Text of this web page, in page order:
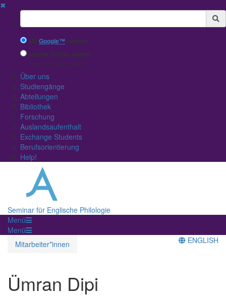
✖
Suchbegriff
MitGoogle™ suchen
Interne Suche nutzen
(eingeschränkte Ergebnisqualität)
Über uns
Studiengänge
Abteilungen
Bibliothek
Forschung
Auslandsaufenthalt
Exchange Students
Berufsorientierung
Help!
Seminar für Englische Philologie
Menü
Menü
Mitarbeiter*innen
ENGLISH
Ümran Dipi